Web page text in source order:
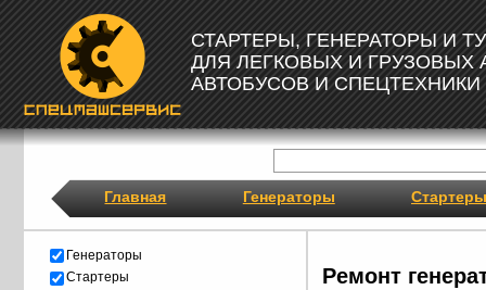
СТАРТЕРЫ, ГЕНЕРАТОРЫ И
ДЛЯ ЛЕГКОВЫХ И ГРУЗОВЫХ
АВТОБУСОВ И СПЕЦТЕХНИКИ
Главная Генераторы Стартеры
Ремонт
Генераторы
Стартеры